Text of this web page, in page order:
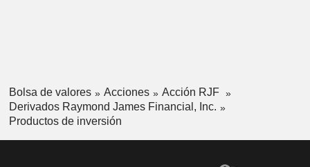
Bolsa de valores Acciones
Acción RJF
Derivados Raymond James Financial, Inc.
Productos de inversión